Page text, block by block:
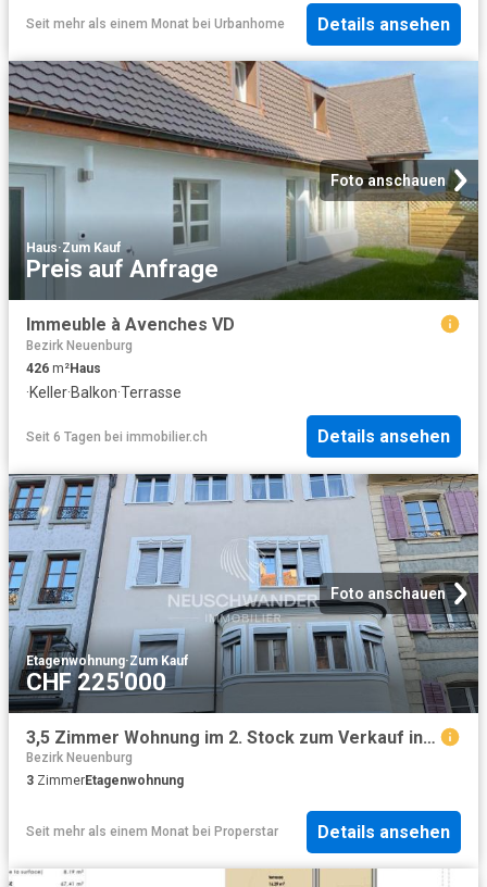
Seit mehr als einem Monat bei Urbanhome Details ansehen
Foto anschauen
Haus·Zum Kauf
Preis auf Anfrage
Immeuble à Avenches VD
Bezirk Neuenburg
426 m²Haus
·Keller·Balkon·Terrasse
Seit 6 Tagen bei immobilier.ch Details ansehen
Foto anschauen
Etagenwohnung·Zum Kauf
CHF 225'000
3,5 Zimmer Wohnung im 2. Stock zum Verkauf in Porrentruy
Bezirk Neuenburg
3 ZimmerEtagenwohnung
Seit mehr als einem Monat bei Properstar Details ansehen